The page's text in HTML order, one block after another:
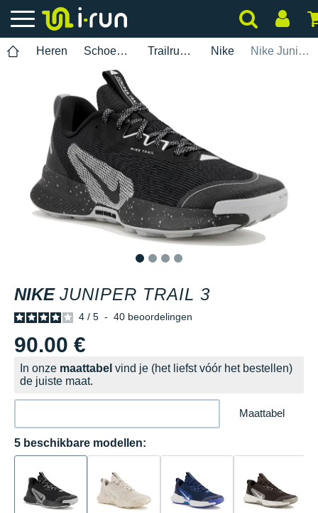
Heren Schoenen Trailrunning Nike Nike Juniper Trail 3
NIKE JUNIPER TRAIL 3
4 / 5 - 40 beoordelingen
90.00 €
In onze maattabel vind je (het liefst vóór het bestellen)
de juiste maat.
Maattabel
5 beschikbare modellen: